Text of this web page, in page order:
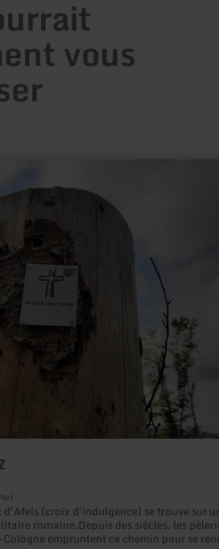
vous
d'Afels (croix d'indulgence) se trouve sur
romaine.Depuis des siècles, les
empruntent ce chemin pour se